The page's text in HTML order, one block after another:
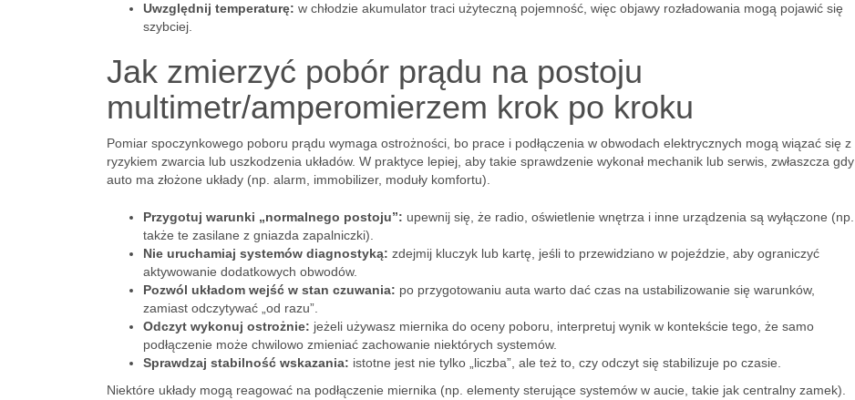
Uwzględnij temperaturę: w chłodzie akumulator traci użyteczną pojemność, więc objawy rozładowania mogą pojawić się
szybciej.
Jak zmierzyć pobór prądu na postoju
multimetr/amperomierzem krok po kroku
Pomiar spoczynkowego poboru prądu wymaga ostrożności, bo prace i podłączenia w obwodach elektrycznych mogą wiązać się z
ryzykiem zwarcia lub uszkodzenia układów. W praktyce lepiej, aby takie sprawdzenie wykonał mechanik lub serwis, zwłaszcza gdy
auto ma złożone układy (np. alarm, immobilizer, moduły komfortu).
Przygotuj warunki „normalnego postoju”: upewnij się, że radio, oświetlenie wnętrza i inne urządzenia są wyłączone (np.
także te zasilane z gniazda zapalniczki).
Nie uruchamiaj systemów diagnostyką: zdejmij kluczyk lub kartę, jeśli to przewidziano w pojeździe, aby ograniczyć
aktywowanie dodatkowych obwodów.
Pozwól układom wejść w stan czuwania: po przygotowaniu auta warto dać czas na ustabilizowanie się warunków,
zamiast odczytywać „od razu”.
Odczyt wykonuj ostrożnie: jeżeli używasz miernika do oceny poboru, interpretuj wynik w kontekście tego, że samo
podłączenie może chwilowo zmieniać zachowanie niektórych systemów.
Sprawdzaj stabilność wskazania: istotne jest nie tylko „liczba”, ale też to, czy odczyt się stabilizuje po czasie.
Niektóre układy mogą reagować na podłączenie miernika (np. elementy sterujące systemów w aucie, takie jak centralny zamek).